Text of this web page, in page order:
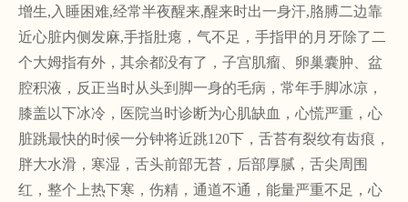
增生,入睡困难,经常半夜醒来,醒来时出一身汗,胳膊二边靠
近心脏内侧发麻,手指肚瘪，气不足，手指甲的月牙除了二
个大姆指有外，其余都没有了，子宫肌瘤、卵巢囊肿、盆
腔积液，反正当时从头到脚一身的毛病，常年手脚冰凉，
膝盖以下冰冷，医院当时诊断为心肌缺血，心慌严重，心
脏跳最快的时候一分钟将近跳120下，舌苔有裂纹有齿痕，
胖大水滑，寒湿，舌头前部无苔，后部厚腻，舌尖周围
红，整个上热下寒，伤精，通道不通，能量严重不足，心